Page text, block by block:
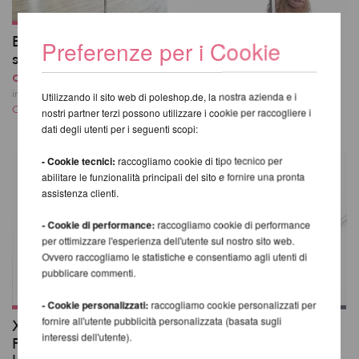
BUILD-A-POLE X-Pole
su misura fino a 4,5 m
da 695,80 EUR
incl. 20 % UST escl.
Costi di spedizione
0,00 EUR
incl. 20 % UST escl.
X-Pole Competition
Pole: A-Pole L2,5M +
Lupit Pole Classic G2
Preferenze per i Cookie
Utilizzando il sito web di poleshop.de, la nostra azienda e i
nostri partner terzi possono utilizzare i cookie per raccogliere i
dati degli utenti per i seguenti scopi:
- Cookie tecnici: raccogliamo cookie di tipo tecnico per
abilitare le funzionalità principali del sito e fornire una pronta
assistenza clienti.
- Cookie di performance: raccogliamo cookie di performance
per ottimizzare l'esperienza dell'utente sul nostro sito web.
Ovvero raccogliamo le statistiche e consentiamo agli utenti di
pubblicare commenti.
- Cookie personalizzati: raccogliamo cookie personalizzati per
fornire all'utente pubblicità personalizzata (basata sugli
interessi dell'utente).